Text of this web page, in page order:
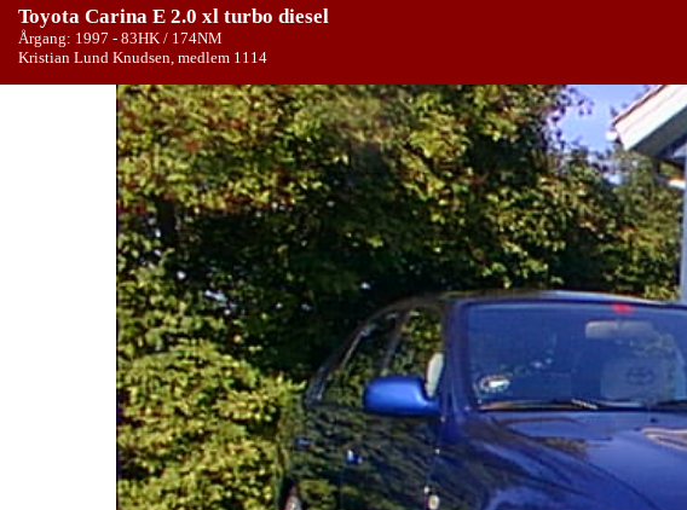
Toyota Carina E 2.0 xl turbo diesel
Årgang: 1997 - 83HK / 174NM
Kristian Lund Knudsen, medlem 1114